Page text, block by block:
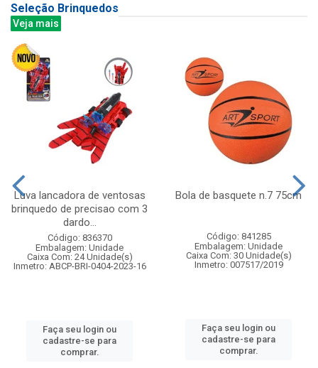
Seleção Brinquedos
Veja mais
Luva lancadora de ventosas
brinquedo de precisao com 3
dardo...
Código: 836370
Embalagem: Unidade
Caixa Com: 24 Unidade(s)
Inmetro: ABCP-BRI-0404-2023-16
Faça seu login ou
cadastre-se para
comprar.
Bola de basquete n.7 75cm
Código: 841285
Embalagem: Unidade
Caixa Com: 30 Unidade(s)
Inmetro: 007517/2019
Faça seu login ou
cadastre-se para
comprar.